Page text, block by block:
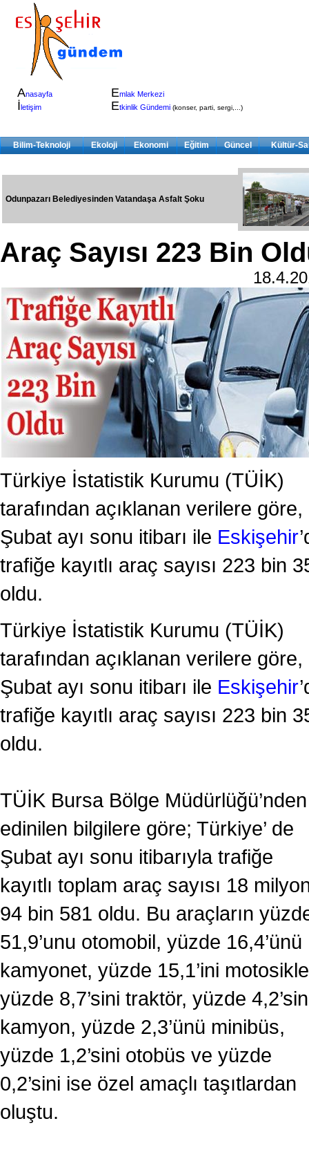
Anasayfa
İletişim
Emlak Merkezi
Etkinlik Gündemi (konser, parti, sergi,...)
Bilim-Teknoloji Ekoloji Ekonomi Eğitim Güncel Kültür-
Odunpazarı Belediyesinden Vatandaşa Asfalt Şoku
Araç Sayısı 223 Bin
Türkiye İstatistik Kurumu (TÜİK)
tarafından açıklanan verilere göre,
Şubat ayı sonu itibarı ile Eskişehir
trafiğe kayıtlı araç sayısı 223 bin
oldu.
Türkiye İstatistik Kurumu (TÜİK)
tarafından açıklanan verilere göre,
Şubat ayı sonu itibarı ile Eskişehir
trafiğe kayıtlı araç sayısı 223 bin
oldu.
TÜİK Bursa Bölge Müdürlüğü’nden
edinilen bilgilere göre; Türkiye’ de
Şubat ayı sonu itibarıyla trafiğe
kayıtlı toplam araç sayısı 18
94 bin 581 oldu. Bu araçların
51,9’unu otomobil, yüzde 16,4’ünü
kamyonet, yüzde 15,1’ini
yüzde 8,7’sini traktör, yüzde
kamyon, yüzde 2,3’ünü minibüs,
yüzde 1,2’sini otobüs ve yüzde
0,2’sini ise özel amaçlı taşıtlardan
oluştu.